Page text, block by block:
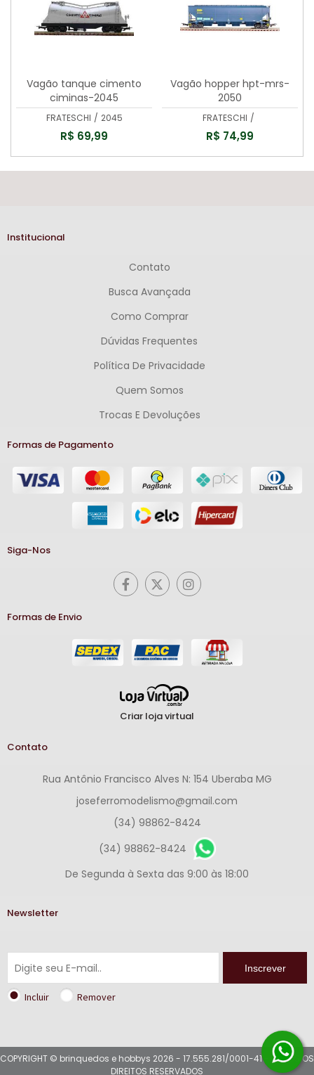
Vagão tanque cimento
ciminas-2045
FRATESCHI / 2045
R$ 69,99
Vagão hopper hpt-mrs-
2050
FRATESCHI /
R$ 74,99
Institucional
Contato
Busca Avançada
Como Comprar
Dúvidas Frequentes
Política De Privacidade
Quem Somos
Trocas E Devoluções
Formas de Pagamento
Siga-Nos
Formas de Envio
Criar loja virtual
Contato
Rua Antônio Francisco Alves N: 154 Uberaba MG
joseferromodelismo@gmail.com
(34) 98862-8424
(34) 98862-8424
De Segunda à Sexta das 9:00 às 18:00
Newsletter
Inscrever
Incluir Remover
COPYRIGHT © brinquedos e hobbys 2026 - 17.555.281/0001-41 - TODOS OS
DIREITOS RESERVADOS